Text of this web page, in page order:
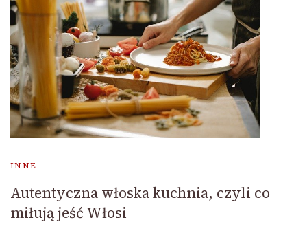
INNE
Autentyczna włoska kuchnia, czyli co
miłują jeść Włosi